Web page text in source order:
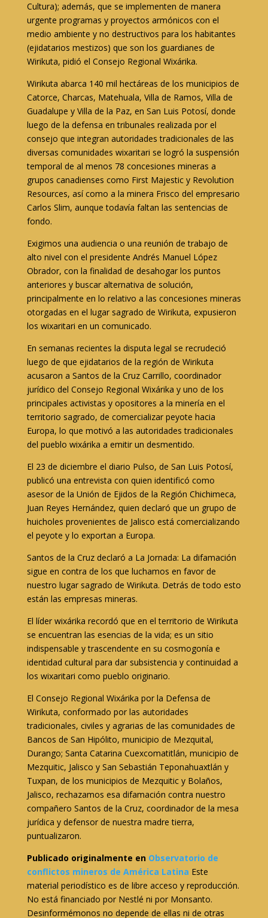
Cultura); además, que se implementen de manera
urgente programas y proyectos armónicos con el
medio ambiente y no destructivos para los habitantes
(ejidatarios mestizos) que son los guardianes de
Wirikuta, pidió el Consejo Regional Wixárika.
Wirikuta abarca 140 mil hectáreas de los municipios de
Catorce, Charcas, Matehuala, Villa de Ramos, Villa de
Guadalupe y Villa de la Paz, en San Luis Potosí, donde
luego de la defensa en tribunales realizada por el
consejo que integran autoridades tradicionales de las
diversas comunidades wixaritari se logró la suspensión
temporal de al menos 78 concesiones mineras a
grupos canadienses como First Majestic y Revolution
Resources, así como a la minera Frisco del empresario
Carlos Slim, aunque todavía faltan las sentencias de
fondo.
Exigimos una audiencia o una reunión de trabajo de
alto nivel con el presidente Andrés Manuel López
Obrador, con la finalidad de desahogar los puntos
anteriores y buscar alternativa de solución,
principalmente en lo relativo a las concesiones mineras
otorgadas en el lugar sagrado de Wirikuta, expusieron
los wixaritari en un comunicado.
En semanas recientes la disputa legal se recrudeció
luego de que ejidatarios de la región de Wirikuta
acusaron a Santos de la Cruz Carrillo, coordinador
jurídico del Consejo Regional Wixárika y uno de los
principales activistas y opositores a la minería en el
territorio sagrado, de comercializar peyote hacia
Europa, lo que motivó a las autoridades tradicionales
del pueblo wixárika a emitir un desmentido.
El 23 de diciembre el diario Pulso, de San Luis Potosí,
publicó una entrevista con quien identificó como
asesor de la Unión de Ejidos de la Región Chichimeca,
Juan Reyes Hernández, quien declaró que un grupo de
huicholes provenientes de Jalisco está comercializando
el peyote y lo exportan a Europa.
Santos de la Cruz declaró a La Jornada: La difamación
sigue en contra de los que luchamos en favor de
nuestro lugar sagrado de Wirikuta. Detrás de todo esto
están las empresas mineras.
El líder wixárika recordó que en el territorio de Wirikuta
se encuentran las esencias de la vida; es un sitio
indispensable y trascendente en su cosmogonía e
identidad cultural para dar subsistencia y continuidad a
los wixaritari como pueblo originario.
El Consejo Regional Wixárika por la Defensa de
Wirikuta, conformado por las autoridades
tradicionales, civiles y agrarias de las comunidades de
Bancos de San Hipólito, municipio de Mezquital,
Durango; Santa Catarina Cuexcomatitlán, municipio de
Mezquitic, Jalisco y San Sebastián Teponahuaxtlán y
Tuxpan, de los municipios de Mezquitic y Bolaños,
Jalisco, rechazamos esa difamación contra nuestro
compañero Santos de la Cruz, coordinador de la mesa
jurídica y defensor de nuestra madre tierra,
puntualizaron.
Publicado originalmente en Observatorio de
conflictos mineros de América Latina Este
material periodístico es de libre acceso y reproducción.
No está financiado por Nestlé ni por Monsanto.
Desinformémonos no depende de ellas ni de otras